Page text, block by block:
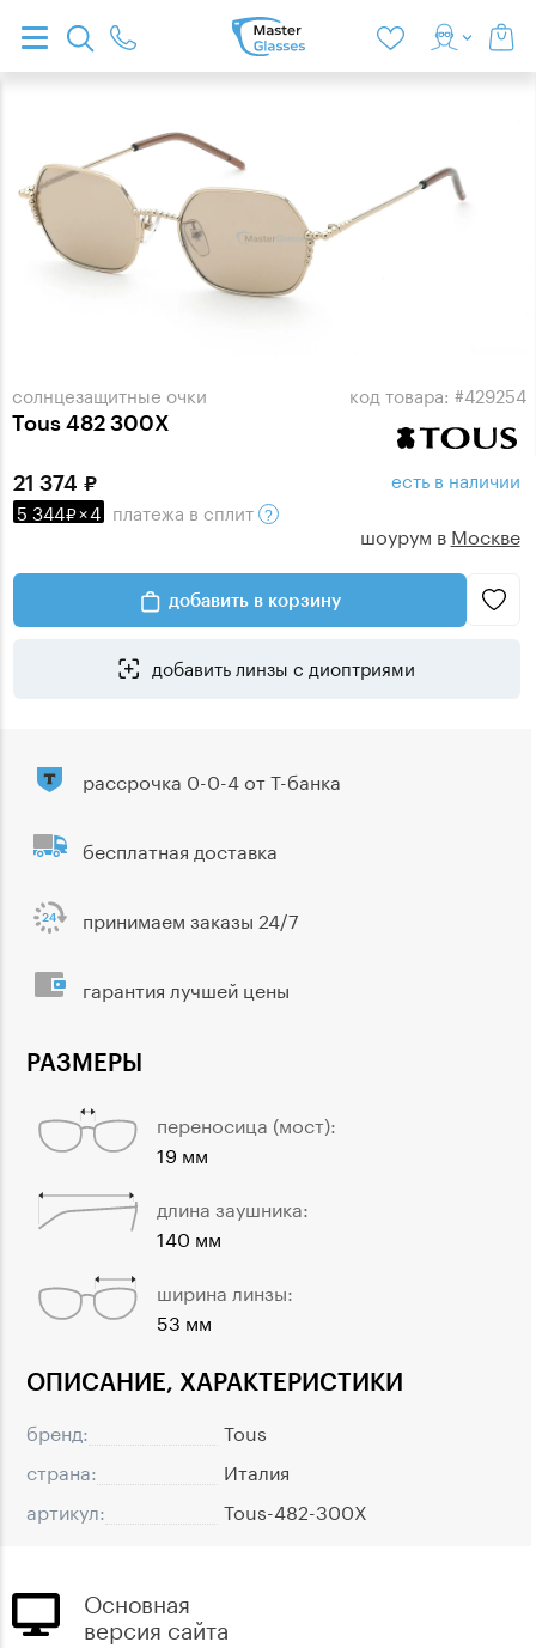
солнцезащитные очки
Tous 482 300X
код товара: #429254
21 374
5 344 ×4 платежа в сплит
есть в наличии
шоурум в Москве
добавить в корзину
добавить линзы с диоптриями
ОПИСАНИЕ, ХАРАКТЕРИСТИКИ
бренд:
Tous
страна:
Италия
артикул:
Tous-482-300X
РАЗМЕРЫ
переносица (мост):
19 мм
длина заушника:
140 мм
ширина линзы:
53 мм
рассрочка 0-0-4 от Т-банка
бесплатная доставка
принимаем заказы 24/7
гарантия лучшей цены
Основная
версия сайта